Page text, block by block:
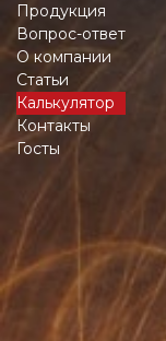
Продукция
Вопрос-ответ
О компании
Статьи
Калькулятор
Контакты
Госты